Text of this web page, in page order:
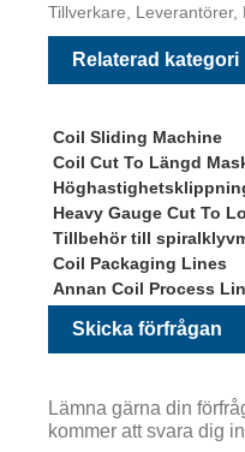
Tillverkare,
Relaterad kategori
Coil Sliding Machine
Coil Cut To Längd
Heavy Gauge Cut To
Tillbehör till
Coil Packaging Lines
Annan Coil Process
Skicka förfrågan
Lämna gärna din
kommer att svara dig